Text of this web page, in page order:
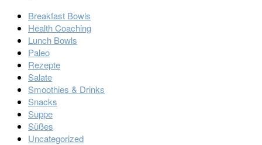
Breakfast Bowls
Health Coaching
Lunch Bowls
Paleo
Rezepte
Salate
Smoothies & Drinks
Snacks
Suppe
Süßes
Uncategorized